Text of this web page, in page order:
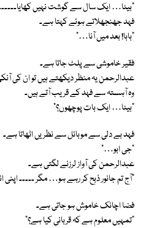
“بیٹا… ایک سال سے گوشت نہیں
فہد جھنجھلاتے ہوئے کہتا ہے۔
“بابا! بعد میں آنا…”
فقیر خاموشی سے پلٹ جاتا ہے۔
عبدالرحمن یہ منظر دیکھتے ہیں تو ان کی
وہ آہستہ سے فہد کے قریب آتے ہیں۔
“بیٹا… ایک بات پوچھوں؟”
فہد بے دلی سے موبائل سے نظریں اٹھاتا ہے۔
“جی ابو…”
عبدالرحمن کی آواز لرزنے لگتی ہے۔
“آج تم جانور ذبح کر رہے ہو… مگر ۔۔۔۔۔ اپنی
فضا اچانک خاموش ہو جاتی ہے۔
"تمہیں معلوم ہے کہ قربانی کیا ہے؟”